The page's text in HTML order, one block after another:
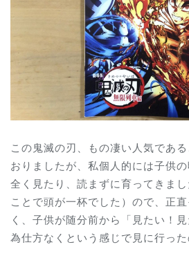
この鬼滅の刃、もの凄い人気であ
おりましたが、私個人的には子供
全く見たり、読まずに育ってきま
ことで頭が一杯でした）ので、正
く、子供が随分前から「見たい！
為仕方なくという感じで見に行った